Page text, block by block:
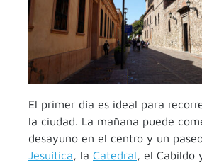
El primer día es ideal para
la ciudad. La mañana puede
desayuno en el centro y un
Jesuítica, la Catedral, el Cabildo